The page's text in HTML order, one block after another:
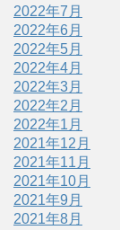
2022年7月
2022年6月
2022年5月
2022年4月
2022年3月
2022年2月
2022年1月
2021年12月
2021年11月
2021年10月
2021年9月
2021年8月